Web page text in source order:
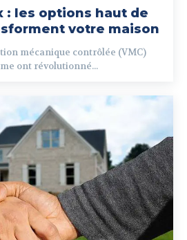
: les options haut de
votre maison
mécanique contrôlée (VMC)
ont révolutionné...